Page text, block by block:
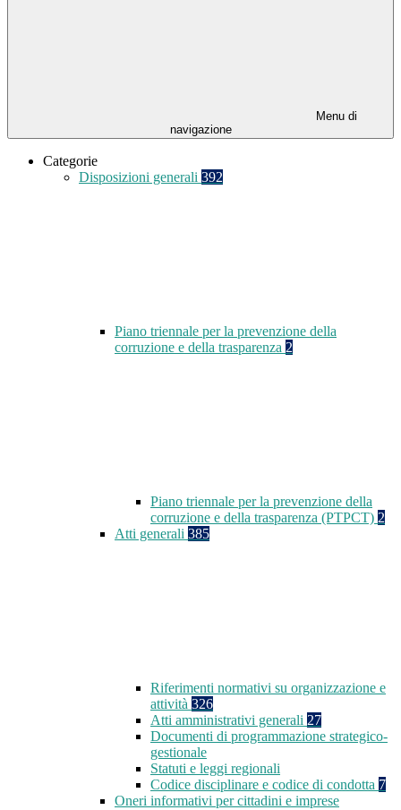
Menu di
navigazione
Categorie
Disposizioni generali 392
Piano triennale per la prevenzione della
corruzione e della trasparenza 2
Piano triennale per la prevenzione della
corruzione e della trasparenza (PTPCT) 2
Atti generali 385
Riferimenti normativi su organizzazione e
attività 326
Atti amministrativi generali 27
Documenti di programmazione strategico-
gestionale
Statuti e leggi regionali
Codice disciplinare e codice di condotta 7
Oneri informativi per cittadini e imprese